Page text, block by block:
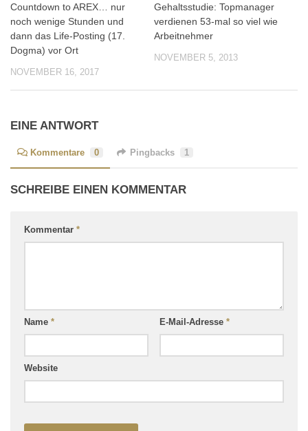
Countdown to AREX… nur
noch wenige Stunden und
dann das Life-Posting (17.
Dogma) vor Ort
NOVEMBER 16, 2017
Gehaltsstudie: Topmanager
verdienen 53-mal so viel wie
Arbeitnehmer
NOVEMBER 5, 2013
EINE ANTWORT
Kommentare 0 Pingbacks 1
SCHREIBE EINEN KOMMENTAR
Kommentar *
Name * E-Mail-Adresse *
Website